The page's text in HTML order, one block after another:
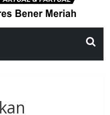
Produktif dan Tanam
Nasional
Virtual, Perkuat Integritas